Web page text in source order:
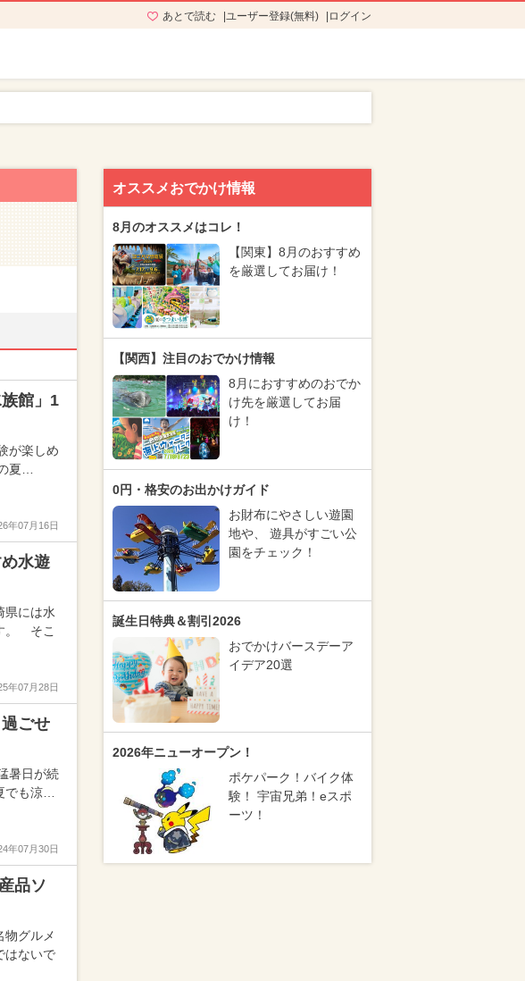
あとで読む ユーザー登録(無料) ログイン
館」1
が楽しめ
夏…
年07月16日
水遊
県には水
。 そこ
年07月28日
ごせ
暑日が続
でも涼…
年07月30日
品ソ
物グルメ
はないで
オススメおでかけ情報
8月のオススメはコレ！
【関東】8月のおすすめ
を厳選してお届け！
【関西】注目のおでかけ情報
8月におすすめのおでか
け先を厳選してお届
け！
0円・格安のお出かけガイド
お財布にやさしい遊園
地や、 遊具がすごい公
園をチェック！
誕生日特典＆割引2026
おでかけバースデーア
イデア20選
2026年ニューオープン！
ポケパーク！バイク体
験！ 宇宙兄弟！eスポ
ーツ！